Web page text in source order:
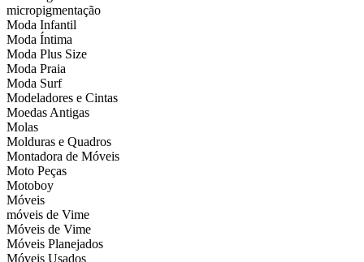
micropigmentação
Moda Infantil
Moda Íntima
Moda Plus Size
Moda Praia
Moda Surf
Modeladores e Cintas
Moedas Antigas
Molas
Molduras e Quadros
Montadora de Móveis
Moto Peças
Motoboy
Móveis
móveis de Vime
Móveis de Vime
Móveis Planejados
Móveis Usados